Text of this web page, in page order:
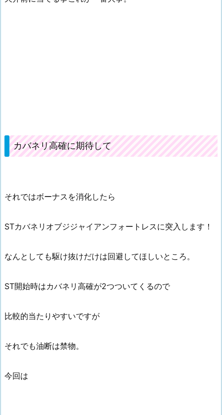
カバネリ高確に期待して
それではボーナスを消化したら
STカバネリオブジジャイアンフォートレスに突入します！
なんとしても駆け抜けだけは回避してほしいところ。
ST開始時はカバネリ高確が2つついてくるので
比較的当たりやすいですが
それでも油断は禁物。
今回は